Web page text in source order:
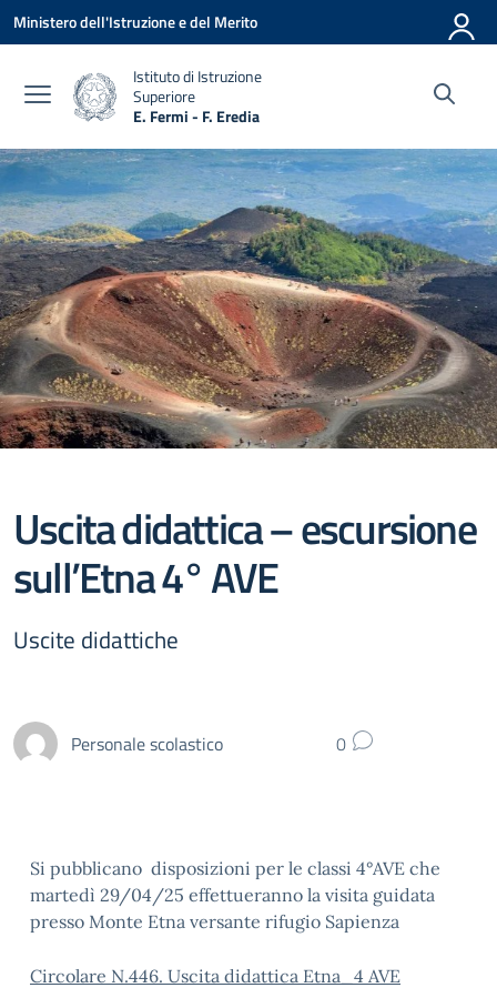
Vai ai contenuti
Vai al menu di navigazione
Vai al footer
Ministero dell'Istruzione e del Merito
Istituto di Istruzione
Superiore
E. Fermi - F. Eredia
Uscita didattica – escursione
sull’Etna 4° AVE
Uscite didattiche
Personale scolastico 0
Si pubblicano disposizioni per le classi 4°AVE che
martedì 29/04/25 effettueranno la visita guidata
presso Monte Etna versante rifugio Sapienza
Circolare N.446. Uscita didattica Etna_4 AVE